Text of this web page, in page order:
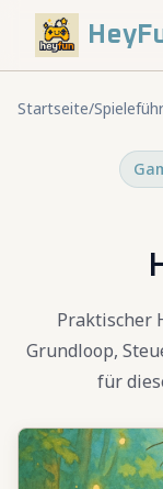
Startseite/
Praktischer
Grundloop,
für